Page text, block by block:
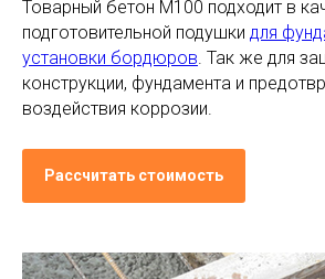
Товарный бетон М100 подходит в
подготовительной подушки для
установки бордюров. Так же для
конструкции, фундамента и
воздействия коррозии.
Рассчитать стоимость